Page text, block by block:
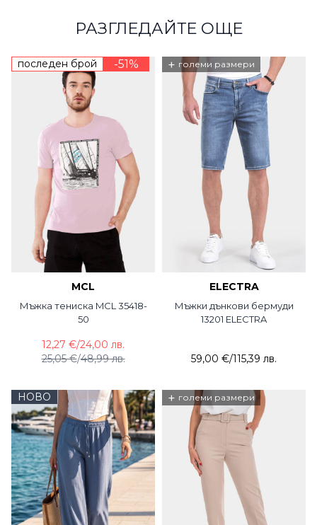
РАЗГЛЕДАЙТЕ ОЩЕ
последен брой -51%
MCL
Мъжка тениска MCL 35418-
50
25,05 €/48,99 лв.
12,27 €/24,00 лв.
+ големи размери
ELECTRA
Мъжки дънкови бермуди
13201 ELECTRA
59,00 €/115,39 лв.
НОВО + големи размери